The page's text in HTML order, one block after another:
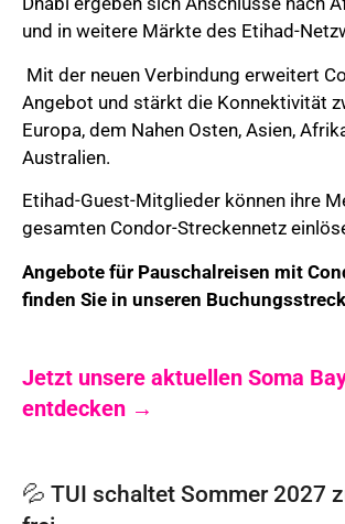
und in weitere Märkte des Etihad-
Mit der neuen Verbindung erweitert
Angebot und stärkt die Konnektivität
Europa, dem Nahen Osten, Asien,
Australien.
Etihad-Guest-Mitglieder können ihre
gesamten Condor-Streckennetz
Angebote für Pauschalreisen mit
finden Sie in unseren
Jetzt unsere aktuellen Soma
entdecken →
💦 TUI schaltet Sommer 2027